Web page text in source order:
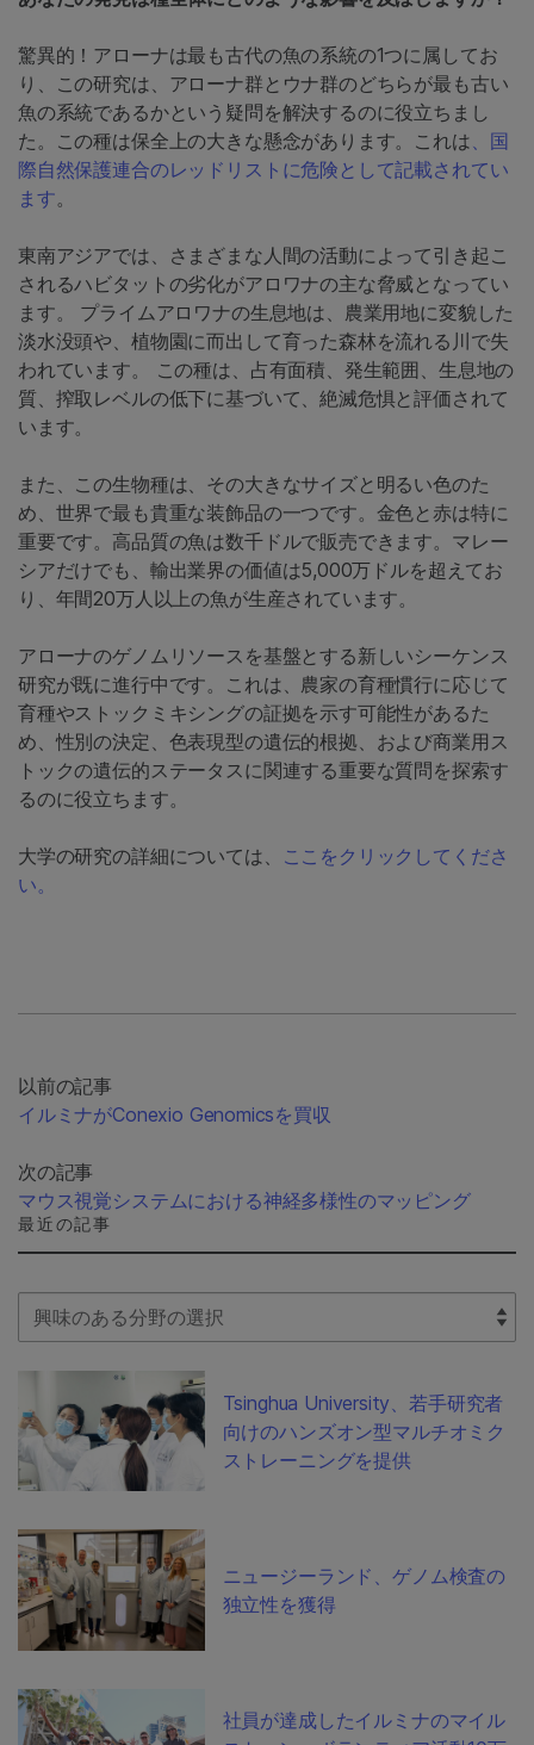
驚異的！アローナは最も古代の魚の系統の1つに属してお
り、この研究は、アローナ群とウナ群のどちらが最も古い
魚の系統であるかという疑問を解決するのに役立ちまし
た。この種は保全上の大きな懸念があります。これは、国
際自然保護連合のレッドリストに危険として記載されてい
ます。
東南アジアでは、さまざまな人間の活動によって引き起こ
されるハビタットの劣化がアロワナの主な脅威となってい
ます。 プライムアロワナの生息地は、農業用地に変貌した
淡水没頭や、植物園に而出して育った森林を流れる川で失
われています。 この種は、占有面積、発生範囲、生息地の
質、搾取レベルの低下に基づいて、絶滅危惧と評価されて
います。
また、この生物種は、その大きなサイズと明るい色のた
め、世界で最も貴重な装飾品の一つです。金色と赤は特に
重要です。高品質の魚は数千ドルで販売できます。マレー
シアだけでも、輸出業界の価値は5,000万ドルを超えてお
り、年間20万人以上の魚が生産されています。
アローナのゲノムリソースを基盤とする新しいシーケンス
研究が既に進行中です。これは、農家の育種慣行に応じて
育種やストックミキシングの証拠を示す可能性があるた
め、性別の決定、色表現型の遺伝的根拠、および商業用ス
トックの遺伝的ステータスに関連する重要な質問を探索す
るのに役立ちます。
大学の研究の詳細については、
ここをクリックしてくださ
い。
以前の記事
イルミナがConexio Genomicsを買収
次の記事
マウス視覚システムにおける神経多様性のマッピング
最近の記事
Select Filter
Tsinghua University、若手研究者
向けのハンズオン型マルチオミク
ストレーニングを提供
ニュージーランド、ゲノム検査の
独立性を獲得
社員が達成したイルミナのマイル